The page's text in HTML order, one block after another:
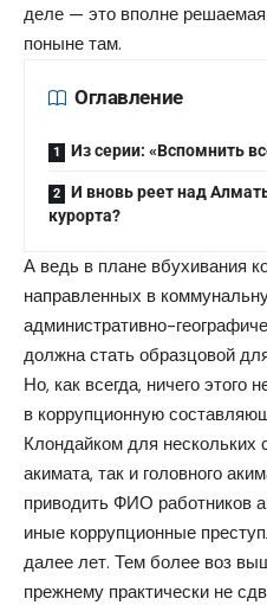
деле — это вполне
поныне там.
Оглавление
Из серии: «Вспомнить
И вновь реет над
курорта?
А ведь в плане вбухивания
направленных в
административно-
должна стать образцовой
Но, как всегда, ничего этого
в коррупционную
Клондайком для нескольких
акимата, так и головного
приводить ФИО работников
иные коррупционные
далее лет. Тем более воз
прежнему практически не